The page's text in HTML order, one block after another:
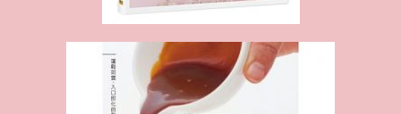
Proudly powered by WordPress Theme: Biancaa by